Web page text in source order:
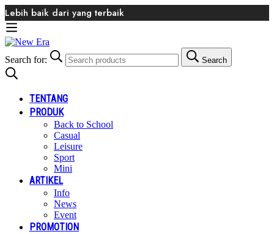
Lebih baik dari yang terbaik
Search for: Search
TENTANG
PRODUK
Back to School
Casual
Leisure
Sport
Mini
ARTIKEL
Info
News
Event
PROMOTION